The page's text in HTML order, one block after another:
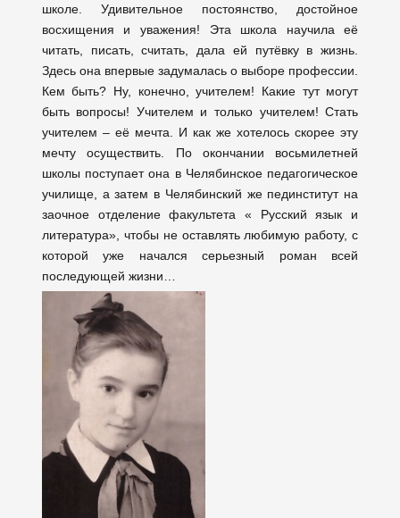
школе. Удивительное постоянство, достойное
восхищения и уважения! Эта школа научила её
читать, писать, считать, дала ей путёвку в жизнь.
Здесь она впервые задумалась о выборе профессии.
Кем быть? Ну, конечно, учителем! Какие тут могут
быть вопросы! Учителем и только учителем! Стать
учителем – её мечта. И как же хотелось скорее эту
мечту осуществить. По окончании восьмилетней
школы поступает она в Челябинское педагогическое
училище, а затем в Челябинский же пединститут на
заочное отделение факультета « Русский язык и
литература», чтобы не оставлять любимую работу, с
которой уже начался серьезный роман всей
последующей жизни…